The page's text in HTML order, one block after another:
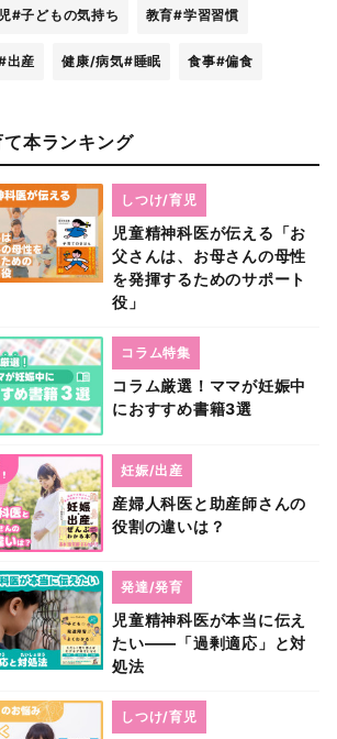
#子どもの気持ち 教育#学習習慣
出産 健康/病気#睡眠 食事#偏食
本ランキング
児童精神科医が伝える「お
父さんは、お母さんの母性
を発揮するためのサポート
役」
しつけ/育児
コラム厳選！ママが妊娠中
におすすめ書籍3選
コラム特集
産婦人科医と助産師さんの
役割の違いは？
妊娠/出産
児童精神科医が本当に伝え
たい――「過剰適応」と対
処法
発達/発育
しつけ/育児